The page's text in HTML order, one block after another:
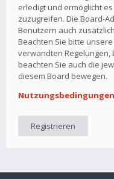
erledigt und ermöglicht
zuzugreifen. Die Board-
Benutzern auch
Beachten Sie bitte
verwandten Regelungen,
beachten Sie auch die
diesem Board bewegen.
Nutzungsbedingungen
Registrieren